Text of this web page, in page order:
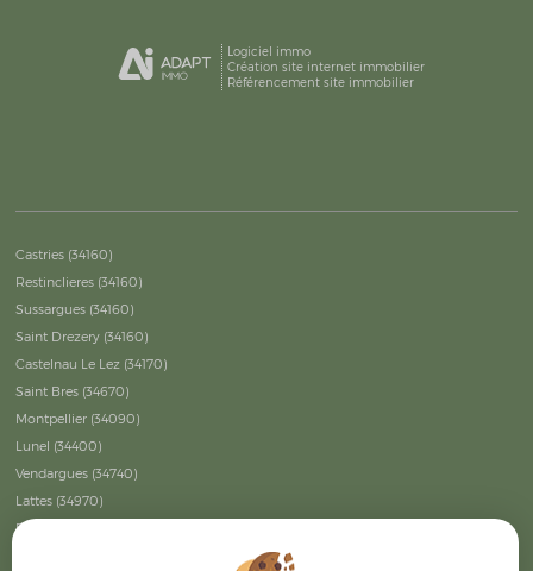
Logiciel immo
Création site internet immobilier
Référencement site immobilier
Castries (34160)
Restinclieres (34160)
Sussargues (34160)
Saint Drezery (34160)
Castelnau Le Lez (34170)
Saint Bres (34670)
Montpellier (34090)
Lunel (34400)
Vendargues (34740)
Lattes (34970)
Baillargues (34670)